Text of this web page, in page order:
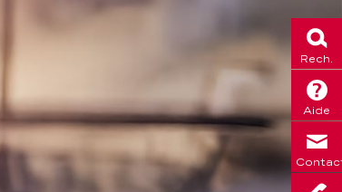
Rech.
Aide